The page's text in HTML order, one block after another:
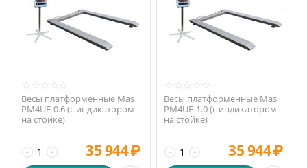
Весы платформенные Mas
PM4UЕ-0.6 (с индикатором
на стойке)
+
− 35 944₽
Весы платформенные Mas
PM4UЕ-1.0 (с индикатором
на стойке)
+
− 35 944₽